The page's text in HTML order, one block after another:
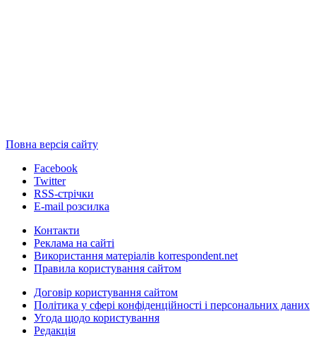
Повна версія сайту
Facebook
Twitter
RSS-стрічки
E-mail розсилка
Контакти
Реклама на сайті
Використання матеріалів korrespondent.net
Правила користування сайтом
Договір користування сайтом
Політика у сфері конфіденційності і персональних даних
Угода щодо користування
Редакція